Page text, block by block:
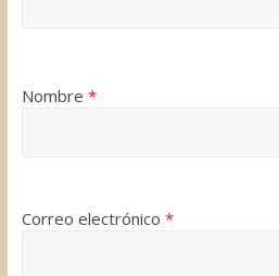
Nombre *
Correo electrónico *